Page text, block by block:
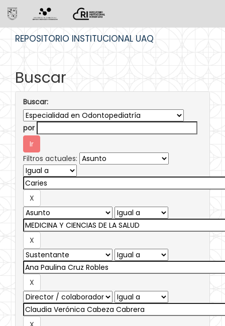
REPOSITORIO INSTITUCIONAL UAQ
Buscar
Buscar:
por
Filtros actuales: